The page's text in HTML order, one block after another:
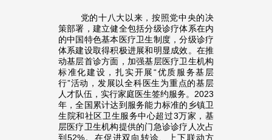
党的十八大以来，按照党中央的决
策部署，建立健全包括分级诊疗体系在内
的中国特色基本医疗卫生制度，分级诊疗
体系建设取得积极进展和明显成效。在推
动基层首诊方面，加强基层医疗卫生机构
标准化建设，扎实开展“优质服务基层
行”活动，发展以全科医生为重点的基层
人才队伍，实行家庭医生签约服务。2023
年，全国累计达到服务能力标准的乡镇卫
生院和社区卫生服务中心超过3万家，基
层医疗卫生机构提供的门急诊诊疗人次占
到52%。在促进双向转诊、上下联动方